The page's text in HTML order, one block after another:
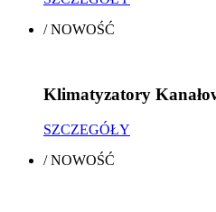
/NOWOŚĆ
Klimatyzatory
SZCZEGÓŁY
/NOWOŚĆ